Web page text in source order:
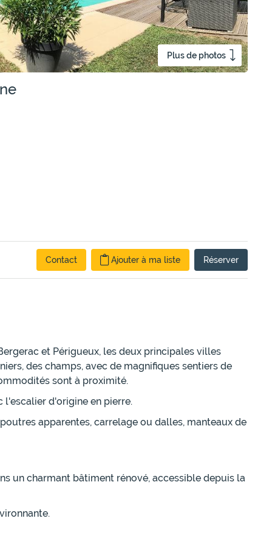
Plus de photos
Contact Ajouter à ma liste Réserver
et Périgueux, les deux principales villes
des champs, avec de magnifiques sentiers de
sont à proximité.
d'origine en pierre.
apparentes, carrelage ou dalles, manteaux de
un charmant bâtiment rénové, accessible depuis la